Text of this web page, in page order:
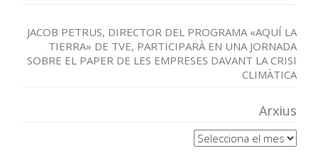
JACOB PETRUS, DIRECTOR DEL PROGRAMA «AQUÍ LA
TIERRA» DE TVE, PARTICIPARÀ EN UNA JORNADA
SOBRE EL PAPER DE LES EMPRESES DAVANT LA CRISI
CLIMÀTICA
Arxius
Arxius